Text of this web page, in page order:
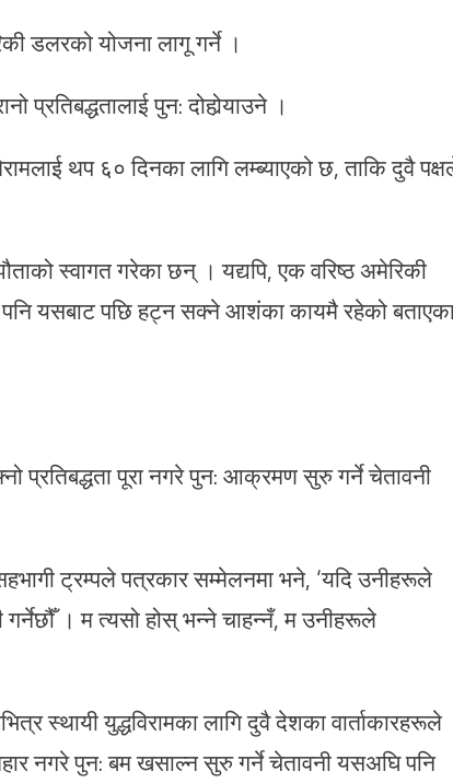
डलरको योजना लागू गर्ने ।
प्रतिबद्धतालाई पुन: दोहोर्‍याउने ।
थप ६० दिनका लागि लम्ब्याएको छ, ताकि दुवै
स्वागत गरेका छन् । यद्यपि, एक वरिष्ठ अमेरिकी
पनि यसबाट पछि हट्न सक्ने आशंका कायमै रहेको
प्रतिबद्धता पूरा नगरे पुन: आक्रमण सुरु गर्ने चेतावनी
ट्रम्पले पत्रकार सम्मेलनमा भने, ‘यदि उनीहरूले
। म त्यसो होस् भन्ने चाहन्नँ, म उनीहरूले
स्थायी युद्धविरामका लागि दुवै देशका वार्ताकारहरूले
नगरे पुन: बम खसाल्न सुरु गर्ने चेतावनी यसअघि पनि